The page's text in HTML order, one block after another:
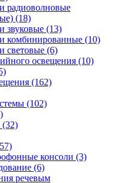
радиоволновые
(18)
звуковые (13)
комбинированные (10)
световые (6)
освещения (10)
(162)
(102)
(32)
консоли (3)
(6)
речевым